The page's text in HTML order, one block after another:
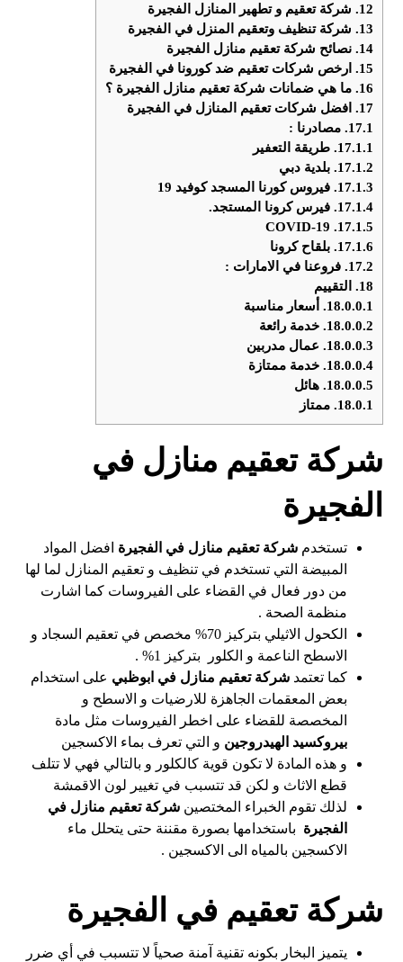
12. شركة تعقيم و تطهير المنازل الفجيرة
13. شركة تنظيف وتعقيم المنزل في الفجيرة
14. نصائح شركة تعقيم منازل الفجيرة
15.
ارخص شركات تعقيم ضد كورونا في الفجيرة
16. ما هي ضمانات شركة تعقيم منازل الفجيرة ؟
17.
افضل شركات تعقيم المنازل في الفجيرة
17.1. مصادرنا :
17.1.1. طريقة التعفير
17.1.2. بلدية دبي
17.1.3. فيروس كورنا المسجد كوفيد 19
17.1.4. فيرس كرونا المستجد.
17.1.5.
17.1.6. بلقاح كرونا
17.2. فروعنا في الامارات :
18.
التقييم
18.0.0.1.
أسعار مناسبة
18.0.0.2. خدمة رائعة
18.0.0.3. عمال مدربين
18.0.0.4. خدمة ممتازة
18.0.0.5. هائل
18.0.1. ممتاز
شركة تعقيم منازل في
الفجيرة
تستخدمشركة تعقيم منازل في الفجيرة افضل المواد
المبيضة التي تستخدم في تنظيف و تعقيم المنازل لما لها
من دور فعال في القضاء على الفيروسات كما اشارت
منظمة الصحة .
الكحول الاثيلي بتركيز 70% مخصص في تعقيم السجاد و
الاسطح الناعمة و الكلور بتركيز 1% .
كما تعتمدشركة تعقيم منازل في ابوظبي على استخدام
بعض المعقمات الجاهزة للارضيات و الاسطح و
المخصصة للقضاء على اخطر الفيروسات مثل مادة
بيروكسيد الهيدروجين و التي تعرف بماء الاكسجين
و هذه المادة لا تكون قوية كالكلور و بالتالي فهي لا تتلف
قطع الاثاث و لكن قد تتسبب في تغيير لون الاقمشة
لذلك تقوم الخبراء المختصينشركة تعقيم منازل في
الفجيرة باستخدامها بصورة مقننة حتى يتحلل ماء
الاكسجين بالمياه الى الاكسجين .
شركة تعقيم في الفجيرة
يتميز البخار بكونه تقنية آمنة صحياً لا تتسبب في أي ضرر